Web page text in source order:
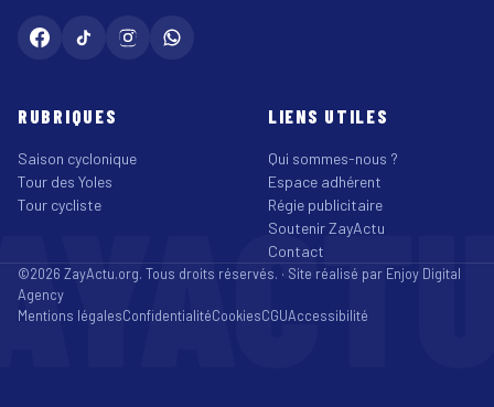
RUBRIQUES
Saison cyclonique
Tour des Yoles
Tour cycliste
LIENS UTILES
Qui sommes-nous ?
Espace adhérent
Régie publicitaire
Soutenir ZayActu
Contact
©2026 ZayActu.org. Tous droits réservés. · Site réalisé par Enjoy Digital
Agency
Mentions légalesConfidentialitéCookiesCGUAccessibilité